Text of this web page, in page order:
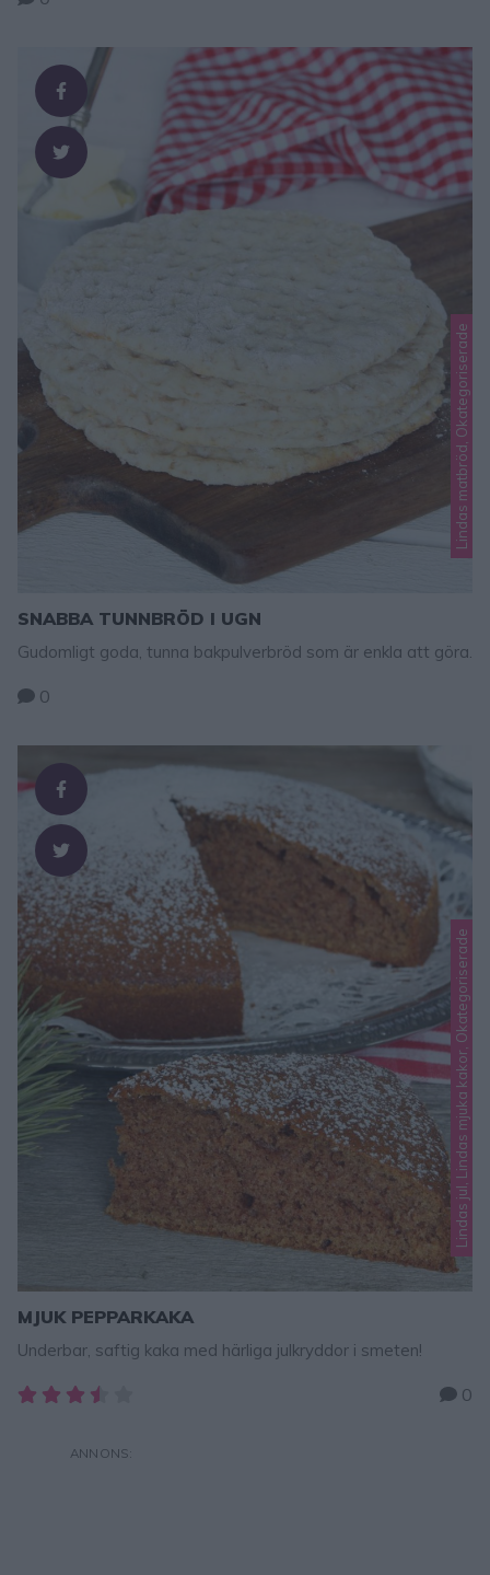
Lindas matbröd, Okategoriserade
SNABBA TUNNBRÖD I UGN
Gudomligt goda, tunna bakpulverbröd som är enkla att göra.
0
Lindas jul, Lindas mjuka kakor, Okategoriserade
MJUK PEPPARKAKA
Underbar, saftig kaka med härliga julkryddor i smeten!
0